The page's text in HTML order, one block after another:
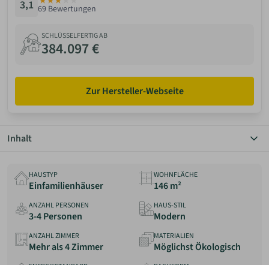
3,1 69 Bewertungen
SCHLÜSSELFERTIG AB
384.097 €
Zur Hersteller-Webseite
Inhalt
Grundriss
Details
Anbieter
Erfahrungen
HAUSTYP
Einfamilienhäuser
WOHNFLÄCHE
146 m²
ANZAHL PERSONEN
3-4 Personen
HAUS-STIL
Modern
ANZAHL ZIMMER
Mehr als 4 Zimmer
MATERIALIEN
Möglichst Ökologisch